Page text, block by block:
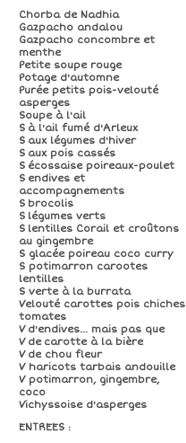
Chorba de Nadhia
Gazpacho andalou
Gazpacho concombre et
menthe
Petite soupe rouge
Potage d'automne
Purée petits pois-velouté
asperges
Soupe à l'ail
S à l'ail fumé d'Arleux
S aux légumes d'hiver
S aux pois cassés
S écossaise poireaux-poulet
S endives et
accompagnements
S brocolis
S légumes verts
S lentilles Corail et croûtons
au gingembre
S glacée poireau coco curry
S potimarron carootes
lentilles
S verte à la burrata
Velouté carottes pois chiches
tomates
V d'endives... mais pas que
V de carotte à la bière
V de chou fleur
V haricots tarbais andouille
V potimarron, gingembre,
coco
Vichyssoise d'asperges
ENTREES :